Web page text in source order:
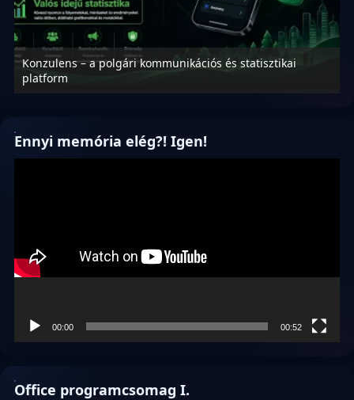
Konzulens – a polgári kommunikációs és statisztikai
platform
Ennyi memória elég?! Igen!
00:00 00:52
Office programcsomag I.